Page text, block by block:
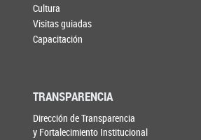
Cultura
Visitas guiadas
Capacitación
TRANSPARENCIA
Dirección de Transparencia
y Fortalecimiento Institucional